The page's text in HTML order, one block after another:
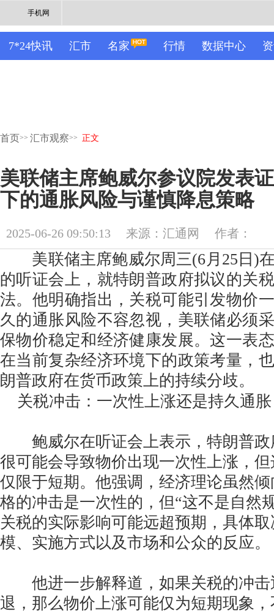
手机网
7*24快讯 汇市 名家 行情 数据中心
首页>> 汇市观察>> 正文
美联储主席鲍威尔参议院发表
下的通胀风险与谨慎降息策略
2025-06-26 09:50:13 来源：汇通网 作者：
美联储主席鲍威尔周三(6月25日)
的听证会上，就特朗普政府拟议的关
法。他明确指出，关税可能引发物价
久的通胀风险不容忽视，美联储必须
保物价稳定和经济健康发展。这一表
在当前复杂经济环境下的政策考量，
朗普政府在货币政策上的持续分歧。
关税冲击：一次性上涨还是持久通
鲍威尔在听证会上表示，特朗普政
很可能会导致物价出现一次性上涨，
仅限于短期。他强调，经济理论虽然
格的冲击是一次性的，但“这不是自然
关税的实际影响可能远超预期，具体
模、实施方式以及市场和公众的反应。
他进一步解释道，如果关税的冲击
退，那么物价上涨可能仅为短期现象